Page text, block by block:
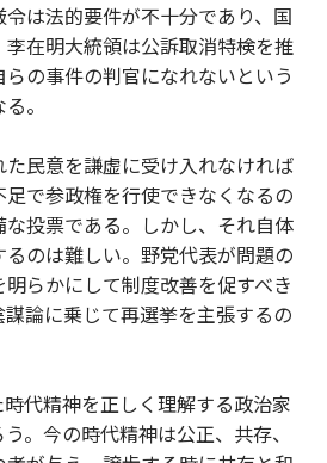
は法的要件が不十分であり、国
在明大統領は公訴取消特検を推
の事件の判官になれないという
。
民意を謙虚に受け入れなければ
で参政権を行使できなくなるの
投票である。しかし、それ自体
のは難しい。野党代表が問題の
らかにして制度改善を促すべき
論に乗じて再選挙を主張するの
代精神を正しく理解する政治家
。今の時代精神は公正、共存、